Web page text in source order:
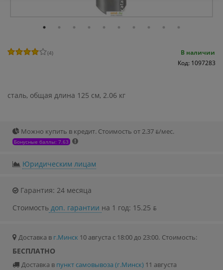
(4)
В наличии
Код: 1097283
сталь, общая длина 125 см, 2.06 кг
Можно купить в кредит. Стоимость от 2.37 ƃ/мec.
Бонусные баллы: 7.63
Юридическим лицам
Гарантия: 24 месяца
Стоимость доп. гарантии на 1 год: 15.25 ƃ
Доставка в г.Минск 10 августа с 18:00 до 23:00. Стоимость:
БЕСПЛАТНО
Доставка в пункт самовывоза (г.Минск) 11 августа